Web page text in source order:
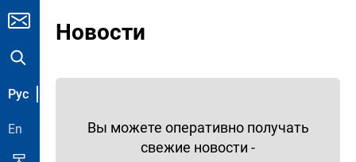
Рус
En
Новости
Вы можете оперативно получать
свежие новости -